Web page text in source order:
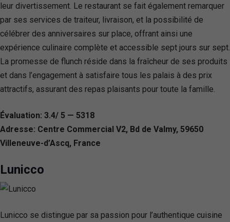
leur divertissement. Le restaurant se fait également remarquer
par ses services de traiteur, livraison, et la possibilité de
célébrer des anniversaires sur place, offrant ainsi une
expérience culinaire complète et accessible sept jours sur sept.
La promesse de flunch réside dans la fraîcheur de ses produits
et dans l’engagement à satisfaire tous les palais à des prix
attractifs, assurant des repas plaisants pour toute la famille.
Évaluation: 3.4/ 5 — 5318
Adresse: Centre Commercial V2, Bd de Valmy, 59650
Villeneuve-d’Ascq, France
Lunicco
Lunicco se distingue par sa passion pour l’authentique cuisine